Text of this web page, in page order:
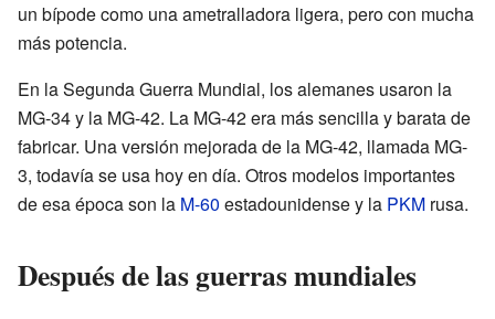
un bípode como una ametralladora ligera, pero con mucha
más potencia.
En la Segunda Guerra Mundial, los alemanes usaron la
MG-34 y la MG-42. La MG-42 era más sencilla y barata de
fabricar. Una versión mejorada de la MG-42, llamada MG-
3, todavía se usa hoy en día. Otros modelos importantes
de esa época son la M-60 estadounidense y la PKM rusa.
Después de las guerras mundiales